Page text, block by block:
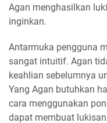
Agan menghasilkan
inginkan.
Antarmuka pengguna
sangat intuitif. Agan
keahlian sebelumnya
Yang Agan butuhkan
cara menggunakan
dapat membuat